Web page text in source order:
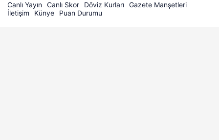
Canlı Yayın Canlı Skor Döviz Kurları Gazete Manşetleri
İletişim
Künye Puan Durumu